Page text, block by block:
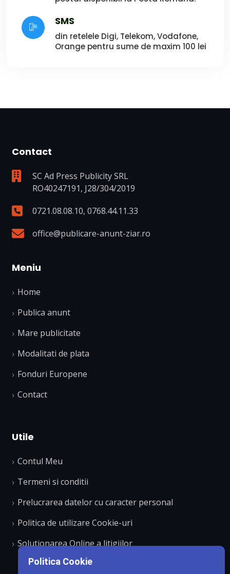
SMS
din retelele Digi, Telekom, Vodafone,
Orange pentru sume de maxim 100 lei
Contact
SC Ad Press Publicity SRL
RO40247191, J28/304/2019
0721.08.08.10, 0768.44.11.33
office@publicare-anunt-ziar.ro
Meniu
Home
Publica anunt
Mare publicitate
Modalitati de plata
Fonduri Europene
Contact
Utile
Contul Meu
Termeni si conditii
Prelucrarea datelor cu caracter personal
Politica de utilizare Cookie-uri
Solutionarea Online a litigiilor
Politica Cookie